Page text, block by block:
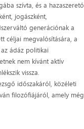
szívta, és a hazaszerető
jogászként,
generációnak a
céljai megvalósítására, a
ádáz politikai
nem kívánt aktív
vissza.
időszakáról, közéleti
filozófiájáról, amely még